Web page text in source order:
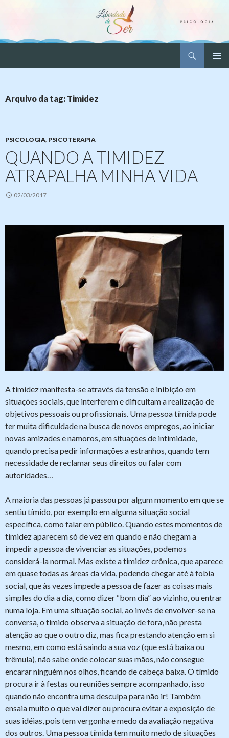
CONTEÚDO
Arquivo da tag: Timidez
PSICOLOGIA, PSICOTERAPIA
QUANDO A TIMIDEZ
ATRAPALHA MINHA VIDA
02/03/2017
A timidez manifesta-se através da tensão e inibição em
situações sociais, que interferem e dificultam a realização de
objetivos pessoais ou profissionais. Uma pessoa tímida pode
ter muita dificuldade na busca de novos empregos, ao iniciar
novas amizades e namoros, em situações de intimidade,
quando precisa pedir informações a estranhos, quando tem
necessidade de reclamar seus direitos ou falar com
autoridades…
A maioria das pessoas já passou por algum momento em que se
sentiu tímido, por exemplo em alguma situação social
específica, como falar em público. Quando estes momentos de
timidez aparecem só de vez em quando e não chegam a
impedir a pessoa de vivenciar as situações, podemos
considerá-la normal. Mas existe a timidez crônica, que aparece
em quase todas as áreas da vida, podendo chegar até à fobia
social, que às vezes impede a pessoa de fazer as coisas mais
simples do dia a dia, como dizer “bom dia” ao vizinho, ou entrar
numa loja. Em uma situação social, ao invés de envolver-se na
conversa, o tímido observa a situação de fora, não presta
atenção ao que o outro diz, mas fica prestando atenção em si
mesmo, em como está saindo a sua voz (que está baixa ou
trêmula), não sabe onde colocar suas mãos, não consegue
encarar ninguém nos olhos, ficando de cabeça baixa. O tímido
procura ir à festas ou reuniões sempre acompanhado, isso
quando não encontra uma desculpa para não ir! Também
ensaia muito o que vai dizer ou procura evitar a exposição de
suas idéias, pois tem vergonha e medo da avaliação negativa
dos outros. Uma pessoa tímida tem muito medo de situações